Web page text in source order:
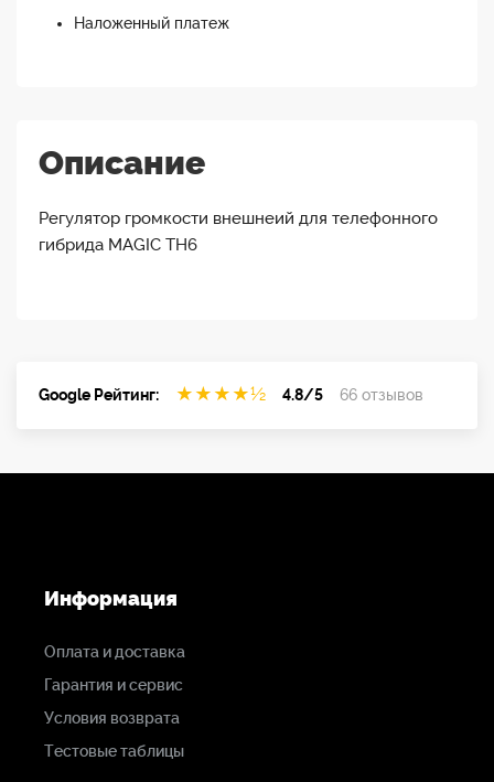
Наложенный платеж
Описание
Регулятор громкости внешнеий для телефонного
гибрида MAGIC TH6
Google Рейтинг: ★ ★ ★ ★½ 4.8/5 66 отзывов
Информация
Оплата и доставка
Гарантия и сервис
Условия возврата
Тестовые таблицы